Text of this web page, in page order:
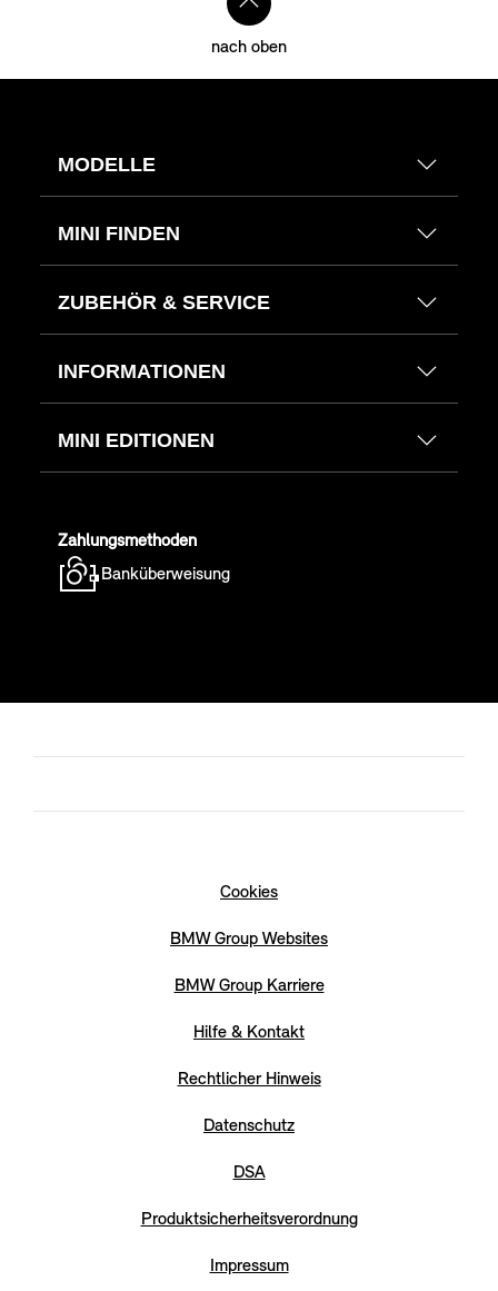
nach oben
MODELLE
MINI FINDEN
ZUBEHÖR & SERVICE
INFORMATIONEN
MINI EDITIONEN
Zahlungsmethoden
Banküberweisung
Cookies
BMW Group Websites
BMW Group Karriere
Hilfe & Kontakt
Rechtlicher Hinweis
Datenschutz
DSA
Produktsicherheitsverordnung
Impressum